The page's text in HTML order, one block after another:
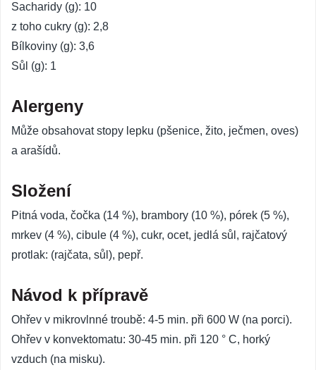
Sacharidy (g): 10
z toho cukry (g): 2,8
Bílkoviny (g): 3,6
Sůl (g): 1
Alergeny
Může obsahovat stopy lepku (pšenice, žito, ječmen, oves)
a arašídů.
Složení
Pitná voda, čočka (14 %), brambory (10 %), pórek (5 %),
mrkev (4 %), cibule (4 %), cukr, ocet, jedlá sůl, rajčatový
protlak: (rajčata, sůl), pepř.
Návod k přípravě
Ohřev v mikrovlnné troubě: 4-5 min. při 600 W (na porci).
Ohřev v konvektomatu: 30-45 min. při 120 ° C, horký
vzduch (na misku).